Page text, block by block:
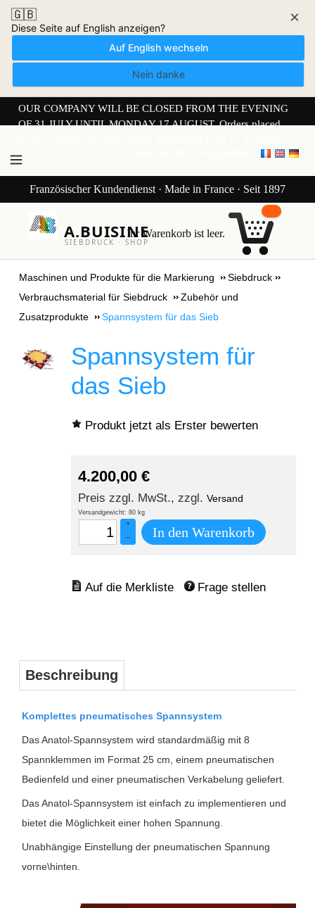
🇬🇧
Diese Seite auf English anzeigen?
Auf English wechseln
Nein danke
×
OUR COMPANY WILL BE CLOSED FROM THE EVENING
OF 31 JULY UNTIL MONDAY 17 AUGUST. Orders placed
Französischer Kundendienst · Made in France · Seit 1897
A.BUISINE
SIEBDRUCK · SHOP
Ihr Warenkorb ist leer.
Maschinen und Produkte für die Markierung
Siebdruck
Verbrauchsmaterial für Siebdruck
Zubehör und
Zusatzprodukte
Spannsystem für das Sieb
Spannsystem für
das Sieb
Produkt jetzt als Erster bewerten
4.200,00 €
Preis zzgl. MwSt., zzgl. Versand
Versandgewicht: 80 kg
+
–
In den Warenkorb
Frage stellen
Beschreibung
Komplettes pneumatisches Spannsystem
Das Anatol-Spannsystem wird standardmäßig mit 8
Spannklemmen im Format 25 cm, einem pneumatischen
Bedienfeld und einer pneumatischen Verkabelung geliefert.
Das Anatol-Spannsystem ist einfach zu implementieren und
bietet die Möglichkeit einer hohen Spannung.
Unabhängige Einstellung der pneumatischen Spannung
vorne\hinten.